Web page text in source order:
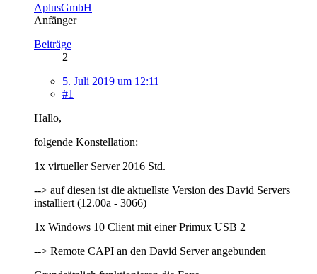
AplusGmbH
Anfänger
Beiträge
2
5. Juli 2019 um 12:11
#1
Hallo,
folgende Konstellation:
1x virtueller Server 2016 Std.
--> auf diesen ist die aktuellste Version des David Servers
installiert (12.00a - 3066)
1x Windows 10 Client mit einer Primux USB 2
--> Remote CAPI an den David Server angebunden